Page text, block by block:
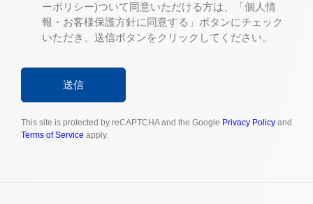
ーポリシー)ついて同意いただける方は、「個人情
報・お客様保護方針に同意する」ボタンにチェック
いただき、送信ボタンをクリックしてください。
送信
This site is protected by reCAPTCHA and the Google Privacy Policy and
Terms of Service apply.